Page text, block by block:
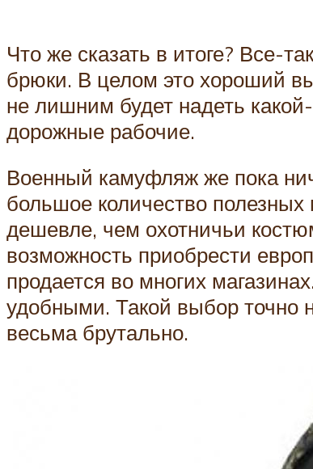
Что же сказать в итоге? Все-
брюки. В целом это хороший
не лишним будет надеть
дорожные рабочие.
Военный камуфляж же пока
большое количество
дешевле, чем охотничьи
возможность приобрести
продается во многих
удобными. Такой выбор точно
весьма брутально.